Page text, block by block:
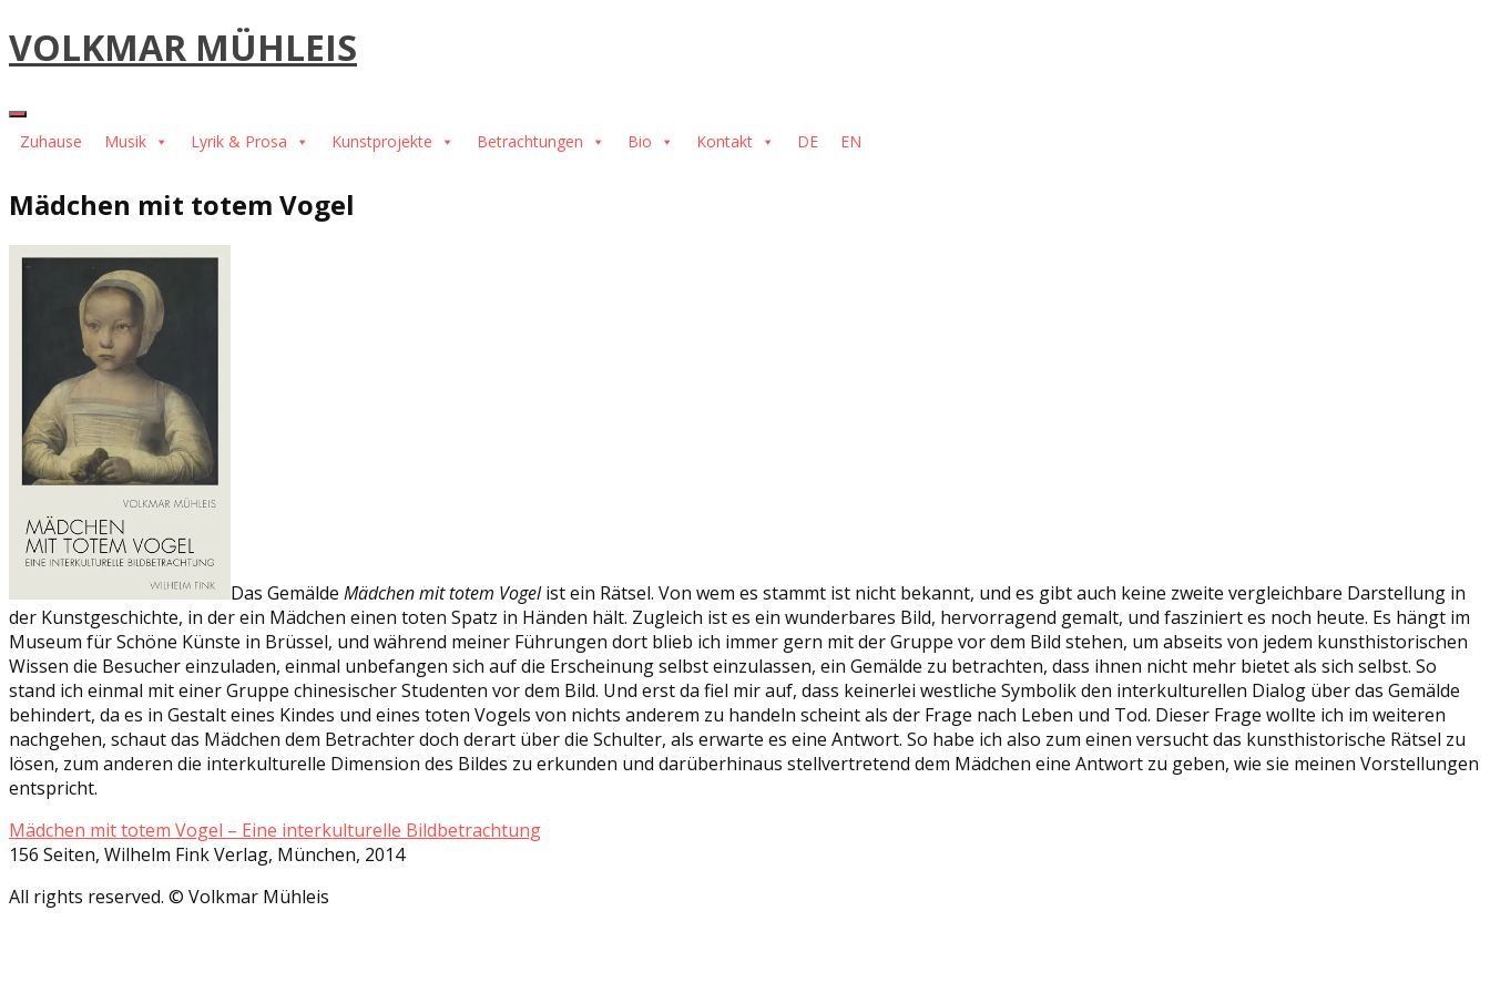
Skip
to
VOLKMAR MÜHLEIS
Zuhause Musik Lyrik & Prosa Kunstprojekte Betrachtungen Bio Kontakt DE EN
Mädchen mit totem Vogel
Das Gemälde Mädchen mit totem Vogelist ein Rätsel. Von wem es stammt ist nicht bekannt, und es gibt auch keine zweite vergleichbare Darstellung in
der Kunstgeschichte, in der ein Mädchen einen toten Spatz in Händen hält. Zugleich ist es ein wunderbares Bild, hervorragend gemalt, und fasziniert es noch heute. Es hängt im
Museum für Schöne Künste in Brüssel, und während meiner Führungen dort blieb ich immer gern mit der Gruppe vor dem Bild stehen, um abseits von jedem kunsthistorischen
Wissen die Besucher einzuladen, einmal unbefangen sich auf die Erscheinung selbst einzulassen, ein Gemälde zu betrachten, dass ihnen nicht mehr bietet als sich selbst. So
stand ich einmal mit einer Gruppe chinesischer Studenten vor dem Bild. Und erst da fiel mir auf, dass keinerlei westliche Symbolik den interkulturellen Dialog über das Gemälde
behindert, da es in Gestalt eines Kindes und eines toten Vogels von nichts anderem zu handeln scheint als der Frage nach Leben und Tod. Dieser Frage wollte ich im weiteren
nachgehen, schaut das Mädchen dem Betrachter doch derart über die Schulter, als erwarte es eine Antwort. So habe ich also zum einen versucht das kunsthistorische Rätsel zu
lösen, zum anderen die interkulturelle Dimension des Bildes zu erkunden und darüberhinaus stellvertretend dem Mädchen eine Antwort zu geben, wie sie meinen Vorstellungen
entspricht.
Mädchen mit totem Vogel – Eine interkulturelle Bildbetrachtung
156 Seiten, Wilhelm Fink Verlag, München, 2014
All rights reserved. © Volkmar Mühleis